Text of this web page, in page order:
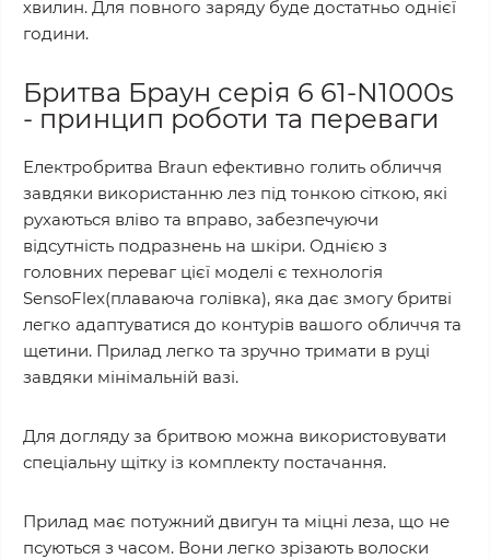
хвилин. Для повного заряду буде достатньо однієї
години.
Бритва Браун серія 6 61-N1000s
- принцип роботи та переваги
Електробритва Braun ефективно голить обличчя
завдяки використанню лез під тонкою сіткою, які
рухаються вліво та вправо, забезпечуючи
відсутність подразнень на шкіри. Однією з
головних переваг цієї моделі є технологія
SensoFlex(плаваюча голівка), яка дає змогу бритві
легко адаптуватися до контурів вашого обличчя та
щетини. Прилад легко та зручно тримати в руці
завдяки мінімальній вазі.
Для догляду за бритвою можна використовувати
спеціальну щітку із комплекту постачання.
Прилад має потужний двигун та міцні леза, що не
псуються з часом. Вони легко зрізають волоски